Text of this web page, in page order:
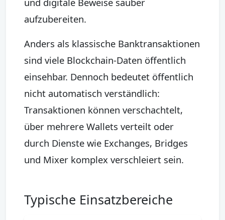
aufzubereiten.
Anders als klassische Banktransaktionen
sind viele Blockchain-Daten öffentlich
einsehbar. Dennoch bedeutet öffentlich
nicht automatisch verständlich:
Transaktionen können verschachtelt,
über mehrere Wallets verteilt oder
durch Dienste wie Exchanges, Bridges
und Mixer komplex verschleiert sein.
Typische Einsatzbereiche